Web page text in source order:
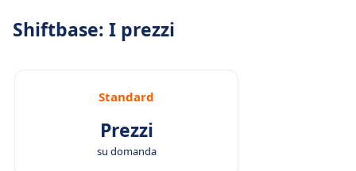
Shiftbase: I prezzi
Standard
Prezzi
su domanda